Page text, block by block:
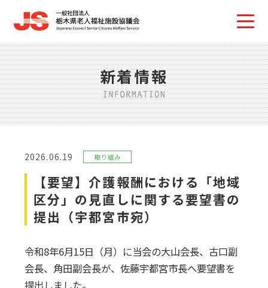
新着情報
2026.06.19 取り組み
【要望】介護報酬における「地域
区分」の見直しに関する要望書の
提出（宇都宮市宛）
令和8年6月15日（月）に当会の大山会長、古口副
会長、角田副会長が、佐藤宇都宮市長へ要望書を